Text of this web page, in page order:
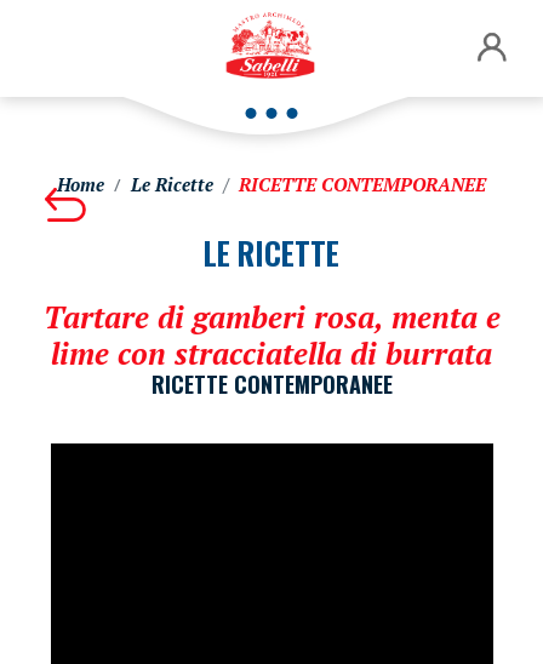
Home Le Ricette RICETTE CONTEMPORANEE
LE RICETTE
Tartare di gamberi rosa, menta e
lime con stracciatella di burrata
RICETTE CONTEMPORANEE